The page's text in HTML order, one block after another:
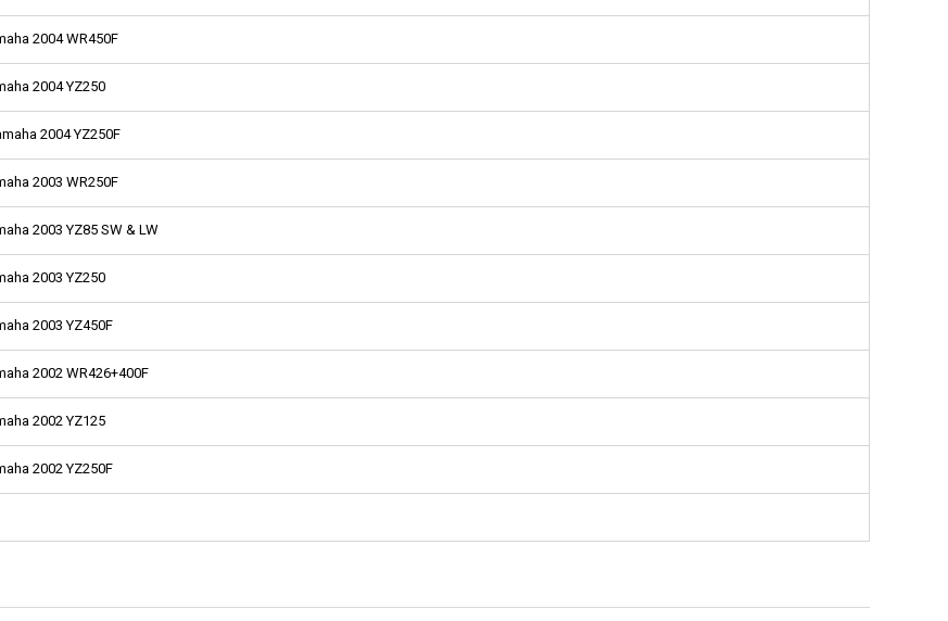
2004 WR450F
2004 YZ250
2004 YZ250F
2003 WR250F
2003 YZ85 SW & LW
2003 YZ250
2003 YZ450F
2002 WR426+400F
2002 YZ125
2002 YZ250F